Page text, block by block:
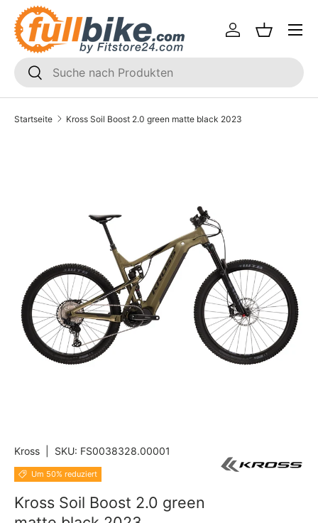
Direkt zum Inhalt
SUCHEN
Suchen
Einloggen
Menü
Startseite Kross Soil Boost 2.0 green matte black 2023
Kross SKU: FS0038328.00001
Um 50% reduziert
Kross Soil Boost 2.0 green